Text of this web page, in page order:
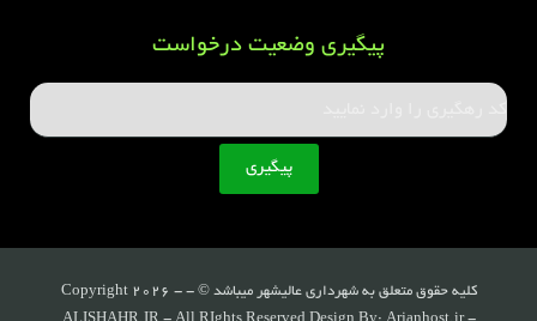
پیگیری وضعیت درخواست
کلیه حقوق متعلق به شهرداری عالیشهر میباشد © - Copyright 2026 -